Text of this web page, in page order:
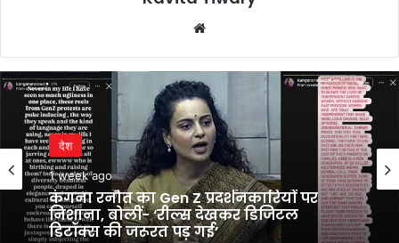
देश
1 week ago
कंगना रनौत का Gen Z प्रदर्शनकारियों पर
निशाना, बोलीं- ‘रील्स देखकर डिजिटल
डिटॉक्स की जरूरत पड़ गई’